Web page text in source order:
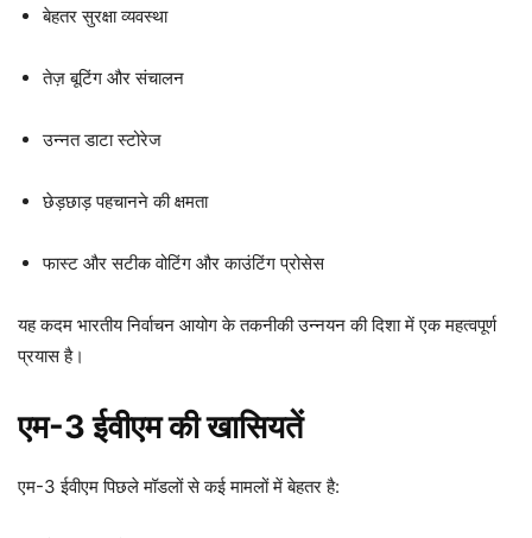
बेहतर सुरक्षा व्यवस्था
तेज़ बूटिंग और संचालन
उन्नत डाटा स्टोरेज
छेड़छाड़ पहचानने की क्षमता
फास्ट और सटीक वोटिंग और काउंटिंग प्रोसेस
यह कदम भारतीय निर्वाचन आयोग के तकनीकी उन्नयन की दिशा में एक महत्वपूर्ण
प्रयास है।
एम-3 ईवीएम की खासियतें
एम-3 ईवीएम पिछले मॉडलों से कई मामलों में बेहतर है: